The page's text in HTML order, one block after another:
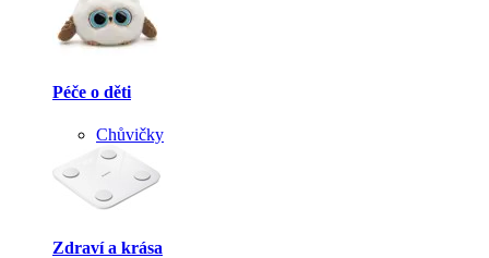
Péče o děti
Chůvičky
Zdraví a krása